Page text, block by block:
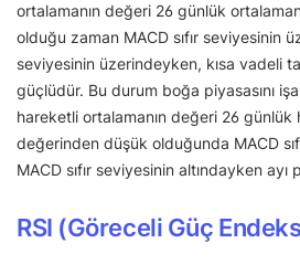
ortalamanın değeri 26 günlük
olduğu zaman MACD sıfır seviyesinin
seviyesinin üzerindeyken, kısa vadeli
güçlüdür. Bu durum boğa piyasasını
hareketli ortalamanın değeri 26 günlük
değerinden düşük olduğunda MACD
MACD sıfır seviyesinin altındayken ayı
RSI (Göreceli Güç